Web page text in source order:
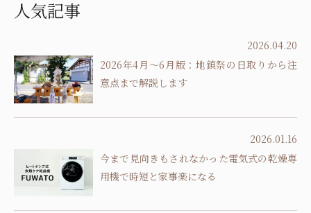
人気記事
2026.04.20
2026年4月～6月版：地鎮祭の日取りから注
意点まで解説します
2026.01.16
今まで見向きもされなかった電気式の乾燥専
用機で時短と家事楽になる